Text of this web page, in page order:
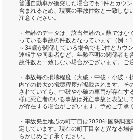
普通自動車が衝突した場合でも1件とカウ
含まれるため、現実の事故件数と一致しな
注意ください。
・年齢のデータは、該当年齢の人数ではな
っている事故の件数となっています（例：
～34歳が関係している場合でも1件とカウ
運転手や同乗者など、年齢不明の関係者も
故件数と一致しない場合がございます。ご
・事故毎の損壊程度（大破・中破・小破・
内での最大の損壊程度が掲載されます。そ
されていても、中破や小破の車両が存在す
様に死亡者のいる事故は死亡事故と表記し
が存在する場合がございます。予めご了承
・事故発生地点の町丁目は2020年国勢調
定しています。現在の町丁目名と異なる場
らかじめご了承ください。